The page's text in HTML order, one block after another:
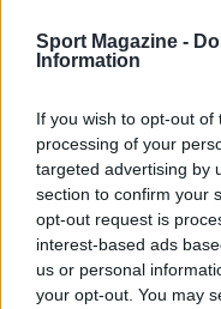
Sport Magazine -
Information
If you wish to opt-out
processing of your
targeted advertising by
section to confirm your
opt-out request is
interest-based ads
us or personal
your opt-out. You may
per
esempi di
Rosenqvist
la livrea nera di
con OpenAI.
diverse e
contribuendo